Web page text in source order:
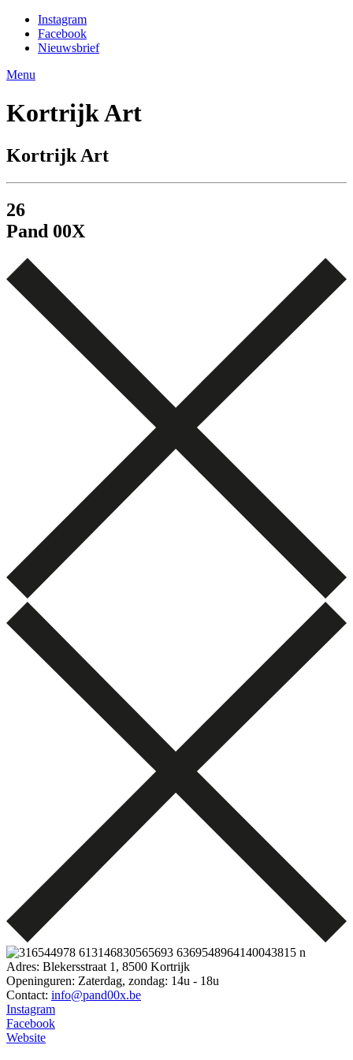
Instagram
Facebook
Nieuwsbrief
Menu
Kortrijk Art
Kortrijk Art
26
Pand 00X
Adres: Blekersstraat 1, 8500 Kortrijk
Openinguren: Zaterdag, zondag: 14u - 18u
Contact: info@pand00x.be
Instagram
Facebook
Website